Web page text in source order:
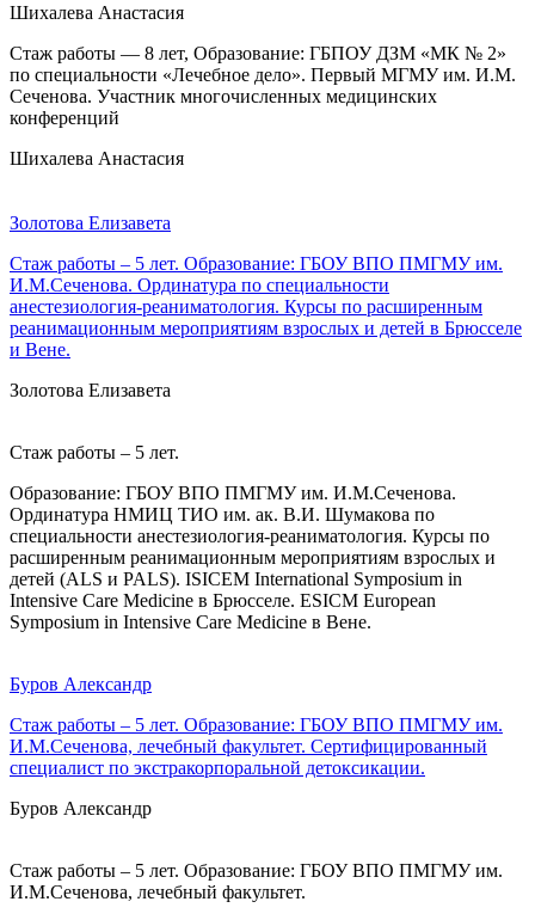
Шихалева Анастасия
Стаж работы — 8 лет, Образование: ГБПОУ ДЗМ «МК № 2»
по специальности «Лечебное дело». Первый МГМУ им. И.М.
Сеченова. Участник многочисленных медицинских
конференций
Шихалева Анастасия
Золотова Елизавета
Стаж работы – 5 лет. Образование: ГБОУ ВПО ПМГМУ им.
И.М.Сеченова. Ординатура по специальности
анестезиология-реаниматология. Курсы по расширенным
реанимационным мероприятиям взрослых и детей в Брюсселе
и Вене.
Золотова Елизавета
Стаж работы – 5 лет.
Образование: ГБОУ ВПО ПМГМУ им. И.М.Сеченова.
Ординатура НМИЦ ТИО им. ак. В.И. Шумакова по
специальности анестезиология-реаниматология. Курсы по
расширенным реанимационным мероприятиям взрослых и
детей (ALS и PALS). ISICEM International Symposium in
Intensive Care Medicine в Брюсселе. ESICM European
Symposium in Intensive Care Medicine в Вене.
Буров Александр
Стаж работы – 5 лет. Образование: ГБОУ ВПО ПМГМУ им.
И.М.Сеченова, лечебный факультет. Сертифицированный
специалист по экстракорпоральной детоксикации.
Буров Александр
Стаж работы – 5 лет. Образование: ГБОУ ВПО ПМГМУ им.
И.М.Сеченова, лечебный факультет.